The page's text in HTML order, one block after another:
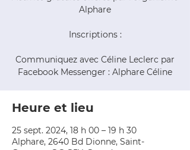
Alphare
Inscriptions :
Communiquez avec Céline Leclerc par
Facebook Messenger : Alphare Céline
Heure et lieu
25 sept. 2024, 18 h 00 – 19 h 30
Alphare, 2640 Bd Dionne, Saint-